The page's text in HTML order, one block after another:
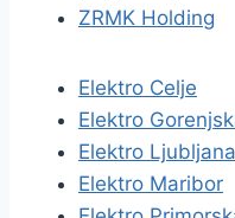
ZRMK Holding
Elektro Celje
Elektro
Elektro Ljubljana
Elektro Maribor